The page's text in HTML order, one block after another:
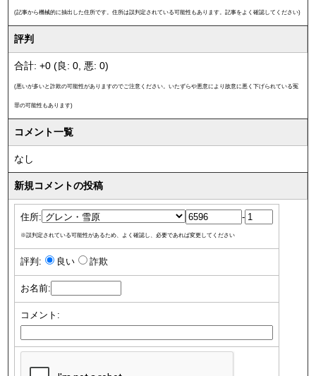
(記事から機械的に抽出した住所です。住所は誤判定されている可能性もあります。記事をよく確認してください)
評判
合計: +0 (良: 0, 悪: 0)
(悪いが多いと詐欺の可能性がありますのでご注意ください。いたずらや悪意により故意に悪く下げられている冤
罪の可能性もあります)
コメント一覧
なし
新規コメントの投稿
住所: -
※誤判定されている可能性があるため、よく確認し、必要であれば変更してください
評判: 良い 詐欺
お名前:
コメント: